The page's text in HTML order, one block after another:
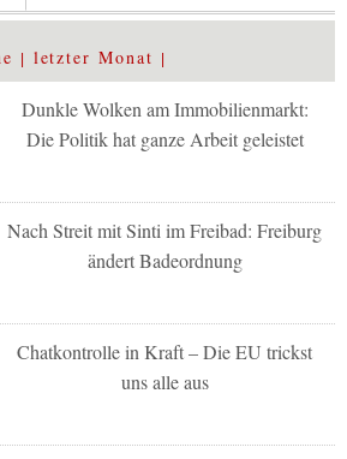
letzter Monat
Dunkle Wolken am Immobilienmarkt:
Die Politik hat ganze Arbeit geleistet
Nach Streit mit Sinti im Freibad: Freiburg
ändert Badeordnung
Chatkontrolle in Kraft – Die EU trickst
uns alle aus